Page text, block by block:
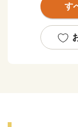
道といわれる“山
●お問い合わせ先
す